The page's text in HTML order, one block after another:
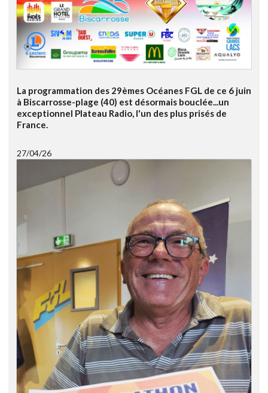
La programmation des 29èmes Océanes FGL de ce 6 juin
à Biscarrosse-plage (40) est désormais bouclée...un
exceptionnel Plateau Radio, l'un des plus prisés de
France.
27/04/26